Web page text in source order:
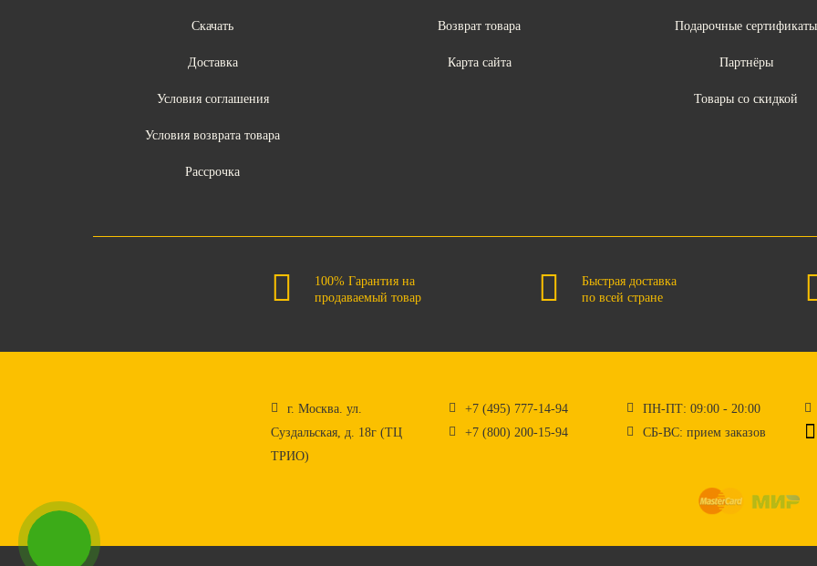
Скачать
Доставка
Условия соглашения
Условия возврата товара
Рассрочка
Возврат товара
Карта сайта
Подарочные сертификаты
Партнёры
Товары со скидкой
100% Гарантия на
продаваемый товар
Быстрая доставка
по всей стране
г. Москва. ул.
Суздальская, д. 18г (ТЦ
ТРИО)
+7 (495) 777-14-94
+7 (800) 200-15-94
ПН-ПТ: 09:00 - 20:00
СБ-ВС: прием заказов